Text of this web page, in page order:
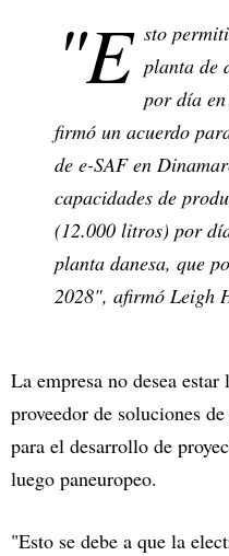
"E sto
planta de
por día
firmó un acuerdo
de e-SAF en
capacidades de
(12.000 litros) por
planta danesa, que
2028", afirmó Leigh
La empresa no desea
proveedor de soluciones
para el desarrollo de
luego paneuropeo.
"Esto se debe a que la